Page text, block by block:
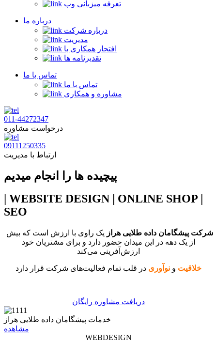
تعرفه میزبانی وب
درباره ما
درباره شرکت
مدیریت
افتحار همکاری با
تقدیرنامه ها
تماس با ما
تماس با ما
مشاوره و همکاری
011-44272347
درخواست مشاوره
09111250335
ارتباط با مدیریت
پیچیده ها را انجام میدیم
| WEBSITE DESIGN | ONLINE SHOP |
SEO
شرکت پیشگامان داده طلایی هراز یک راوی با ارزش است که بیش
از یک دهه در این میدان حضور دارد و برای مشتریان خود
ارزش‌آفرینی می‌کند
خلاقیت و نوآوری در قلب تمام فعالیت‌های شرکت قرار دارد
دریافت مشاوره رایگان
خدمات پیشگامان داده طلایی هراز
مشاهده
WEBDESIGN